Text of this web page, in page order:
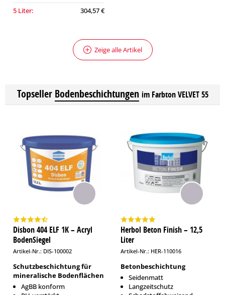
5 Liter:
304,57 €
Zeige alle Artikel
Topseller Bodenbeschichtungen im Farbton VELVET 55
Disbon 404 ELF 1K – Acryl
BodenSiegel
Artikel-Nr.: DIS-100002
Schutzbeschichtung für
mineralische Bodenflächen
AgBB konform
Herbol Beton Finish – 12,5
Liter
Artikel-Nr.: HER-110016
Betonbeschichtung
Seidenmatt
Langzeitschutz